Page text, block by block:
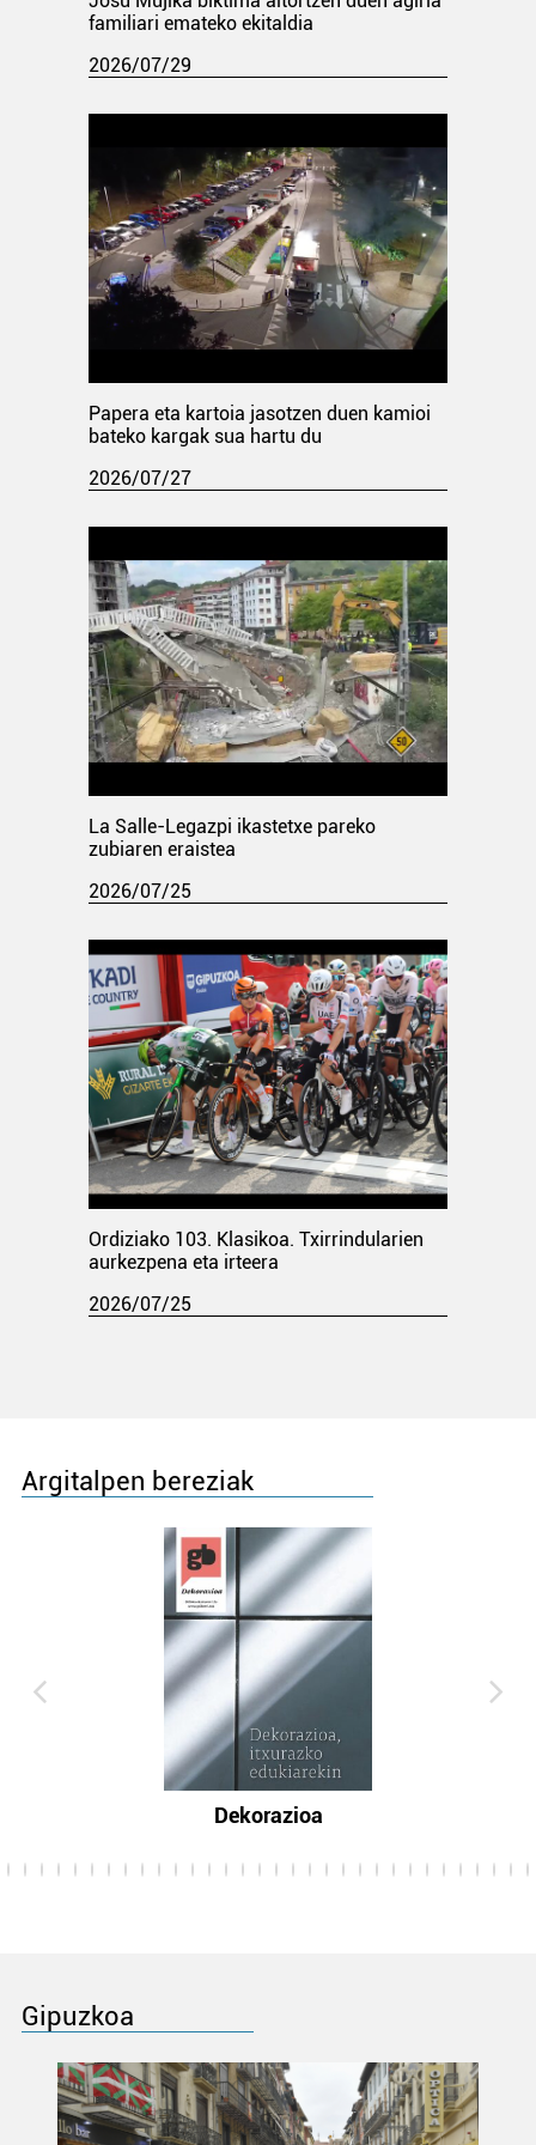
familiari emateko ekitaldia
2026/07/29
Papera eta kartoia jasotzen duen kamioi
bateko kargak sua hartu du
2026/07/27
La Salle-Legazpi ikastetxe pareko
zubiaren eraistea
2026/07/25
Ordiziako 103. Klasikoa. Txirrindularien
aurkezpena eta irteera
2026/07/25
Argitalpen bereziak
Dekorazioa
Gipuzkoa